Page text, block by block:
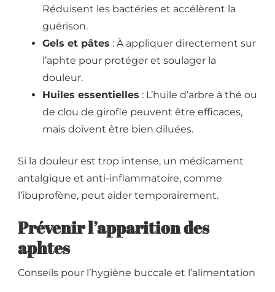
Réduisent les bactéries et accélèrent la
guérison.
Gels et pâtes : À appliquer directement sur
l’aphte pour protéger et soulager la
douleur.
Huiles essentielles : L’huile d’arbre à thé ou
de clou de girofle peuvent être efficaces,
mais doivent être bien diluées.
Si la douleur est trop intense, un médicament
antalgique et anti-inflammatoire, comme
l’ibuprofène, peut aider temporairement.
Prévenir l’apparition des
aphtes
Conseils pour l’hygiène buccale et l’alimentation